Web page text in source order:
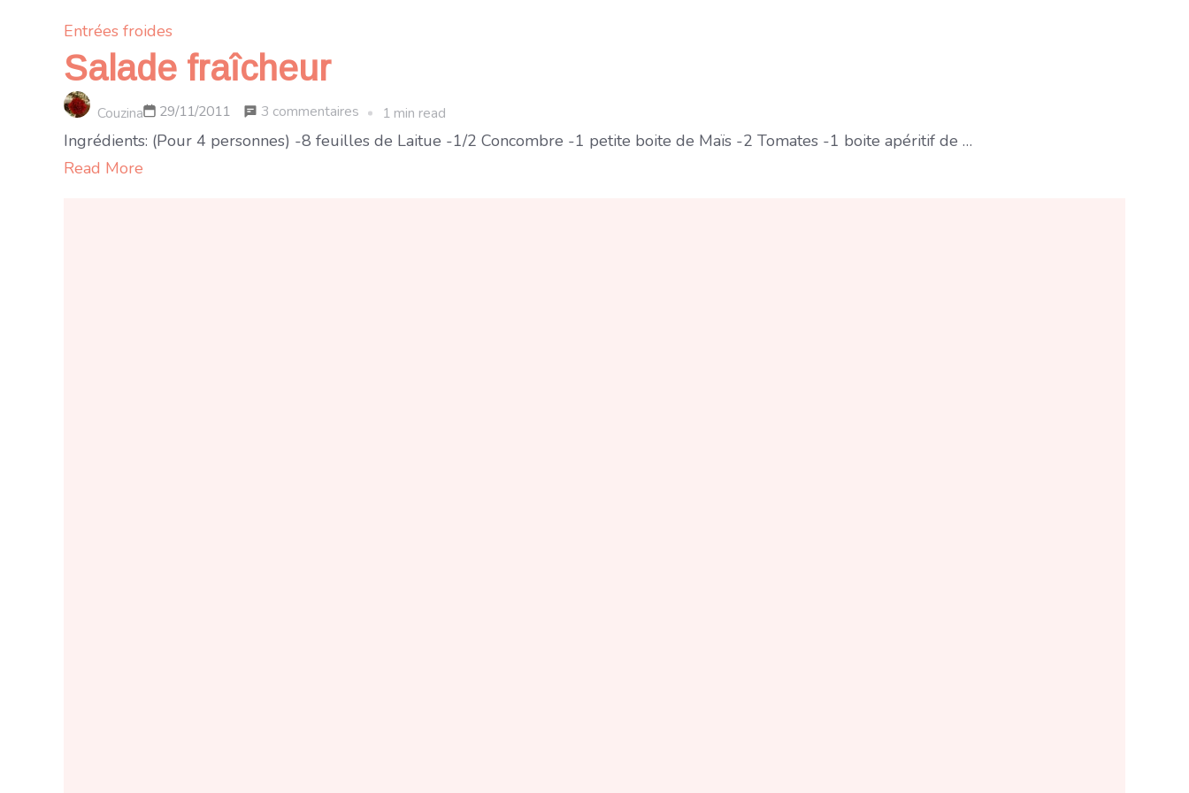
Entrées froides
Salade fraîcheur
Couzina 29/11/2011 3 commentaires sur
Salade
1 min read
Ingrédients: (Pour 4 personnes) -8 feuilles de Laitue -1/2 Concombre -1 petite boite de Maïs -2 Tomates -1 boite apéritif de …
Read More